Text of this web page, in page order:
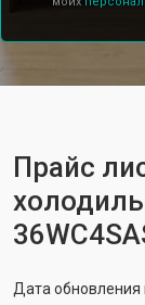
Прайс
Дата обновления